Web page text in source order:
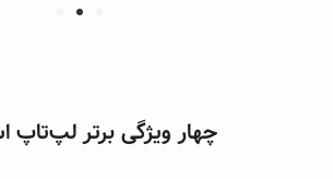
چهار ویژگی برتر لپ‌تاپ